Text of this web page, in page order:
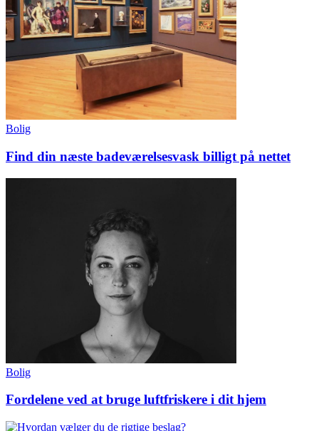
Bolig
Find din næste badeværelsesvask billigt på nettet
Bolig
Fordelene ved at bruge luftfriskere i dit hjem